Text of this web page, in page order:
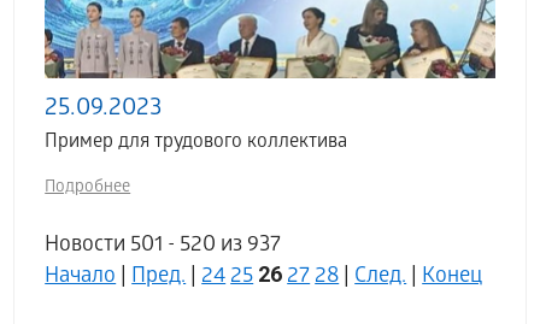
25.09.2023
Пример для трудового коллектива
Подробнее
Новости 501 - 520 из 937
Начало|Пред.|2425 26 2728|След.|Конец